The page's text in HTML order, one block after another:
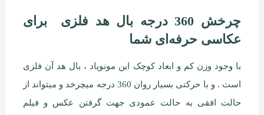
چرخش 360 درجه بال هد فلزی برای
عکاسی حرفه‌ای شما
با وجود وزن کم و ابعاد کوچک این مونوپاد ، بال هد آن فلزی
است . و با حرکتی بسیار روان 360 درجه میچرخد و میتواند از
حالت افقی به حالت عمودی جهت گرفتن عکس و فیلم